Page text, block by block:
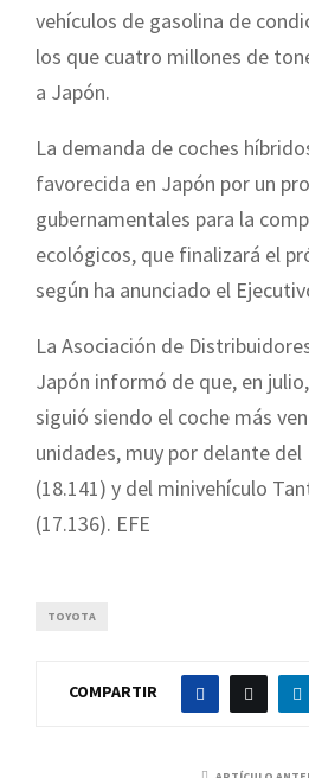
vehículos de gasolina de
los que cuatro millones de
a Japón.
La demanda de coches
favorecida en Japón por un
gubernamentales para la
ecológicos, que finalizará el
según ha anunciado el
La Asociación de
Japón informó de que, en
siguió siendo el coche más
unidades, muy por delante del
(18.141) y del minivehículo
(17.136). EFE
TOYOTA
COMPARTIR